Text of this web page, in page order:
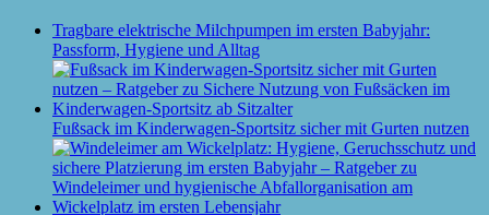
Tragbare elektrische Milchpumpen im ersten Babyjahr:
Passform, Hygiene und Alltag
Fußsack im Kinderwagen-Sportsitz sicher mit Gurten nutzen